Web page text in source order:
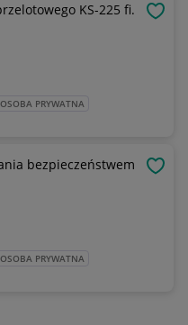
KS-225 fi.
PRYWATNA
bezpieczeństwem
PRYWATNA